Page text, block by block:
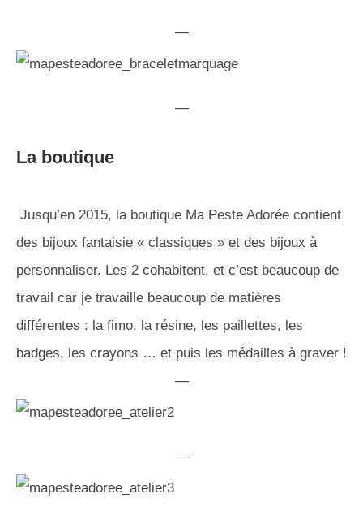
—
—
La boutique
Jusqu’en 2015, la boutique Ma Peste Adorée contient
des bijoux fantaisie « classiques » et des bijoux à
personnaliser. Les 2 cohabitent, et c’est beaucoup de
travail car je travaille beaucoup de matières
différentes : la fimo, la résine, les paillettes, les
badges, les crayons … et puis les médailles à graver !
—
—